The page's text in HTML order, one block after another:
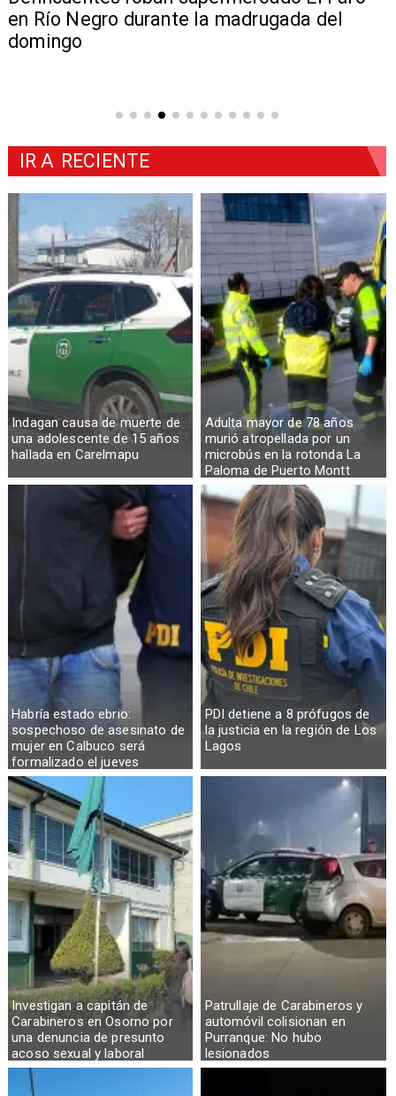
en Río Negro durante la madrugada del
domingo
Indagan causa de muerte de
una adolescente de 15 años
hallada en Carelmapu
Adulta mayor de 78 años
murió atropellada por un
microbús en la rotonda La
Paloma de Puerto Montt
Habría estado ebrio:
sospechoso de asesinato de
mujer en Calbuco será
formalizado el jueves
PDI detiene a 8 prófugos de
la justicia en la región de Los
Lagos
Investigan a capitán de
Carabineros en Osorno por
una denuncia de presunto
acoso sexual y laboral
Patrullaje de Carabineros y
automóvil colisionan en
Purranque: No hubo
lesionados
IR A RECIENTE